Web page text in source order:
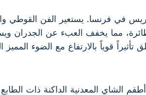
في فرنسا. يستعير الفن القوطي
مما يخفف العبء عن الجدران
قوياً بالارتفاع مع الضوء المميز
الشاي المعدنية الداكنة ذات